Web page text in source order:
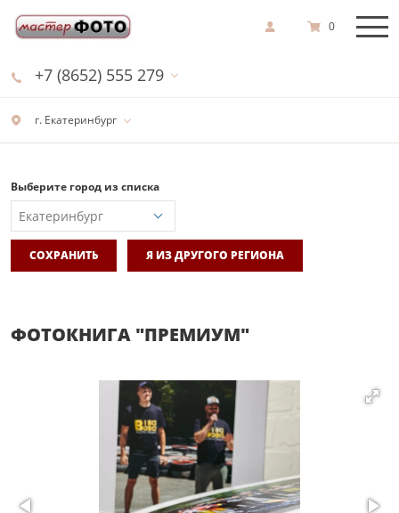
г. Екатеринбург
+7 (8652) 555 279
0
Выберите город из списка
СОХРАНИТЬ Я ИЗ ДРУГОГО РЕГИОНА
ФОТОКНИГА "ПРЕМИУМ"